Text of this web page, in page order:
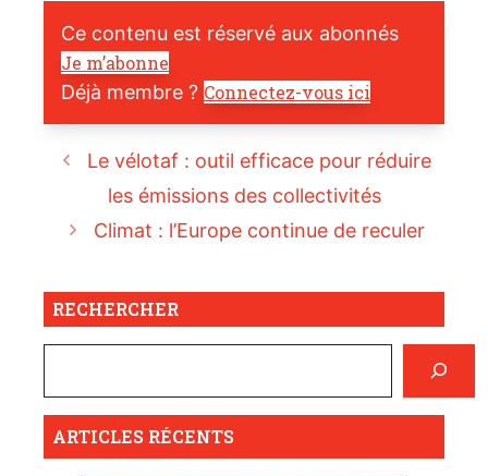
Ce contenu est réservé aux abonnés
Je m’abonne
Déjà membre ? Connectez-vous ici
Le vélotaf : outil efficace pour réduire
les émissions des collectivités
Climat : l’Europe continue de reculer
RECHERCHER
ARTICLES RÉCENTS